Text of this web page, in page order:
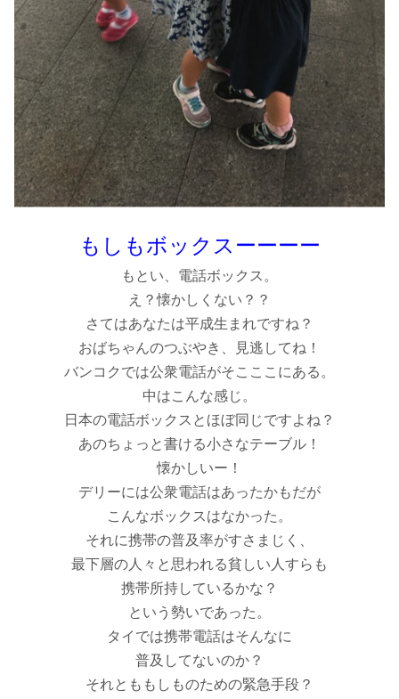
もしもボックスーーーー
もとい、電話ボックス。
え？懐かしくない？？
さてはあなたは平成生まれですね？
おばちゃんのつぶやき、見逃してね！
バンコクでは公衆電話がそこここにある。
中はこんな感じ。
日本の電話ボックスとほぼ同じですよね？
あのちょっと書ける小さなテーブル！
懐かしいー！
デリーには公衆電話はあったかもだが
こんなボックスはなかった。
それに携帯の普及率がすさまじく、
最下層の人々と思われる貧しい人すらも
携帯所持しているかな？
という勢いであった。
タイでは携帯電話はそんなに
普及してないのか？
それとももしものための緊急手段？